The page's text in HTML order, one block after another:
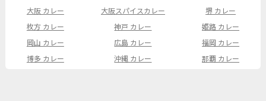
大阪 カレー
大阪スパイスカレー
堺 カレー
枚方 カレー
神戸 カレー
姫路 カレー
岡山 カレー
広島 カレー
福岡 カレー
博多 カレー
沖縄 カレー 那覇 カレー